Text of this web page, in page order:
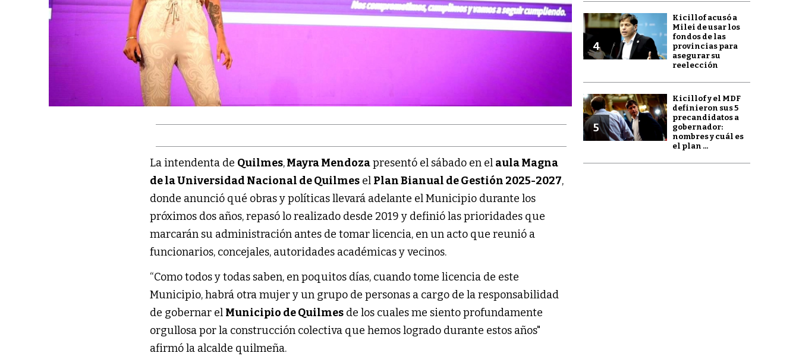
La intendenta de Quilmes,Mayra Mendozapresentó el sábado en el aula Magna
de la Universidad Nacional de Quilmes el Plan Bianual de Gestión 2025-2027,
donde anunció qué obras y políticas llevará adelante el Municipio durante los
próximos dos años, repasó lo realizado desde 2019 y definió las prioridades que
marcarán su administración antes de tomar licencia, en un acto que reunió a
funcionarios, concejales, autoridades académicas y vecinos.
“Como todos y todas saben, en poquitos días, cuando tome licencia de este
Municipio, habrá otra mujer y un grupo de personas a cargo de la responsabilidad
de gobernar el Municipio de Quilmes de los cuales me siento profundamente
orgullosa por la construcción colectiva que hemos logrado durante estos años"
afirmó la alcalde quilmeña.
4
Kicillof acusó a
Milei de usar los
fondos de las
provincias para
asegurar su
reelección
5
Kicillof y el MDF
definieron sus 5
precandidatos a
gobernador:
nombres y cuál es
el plan ...